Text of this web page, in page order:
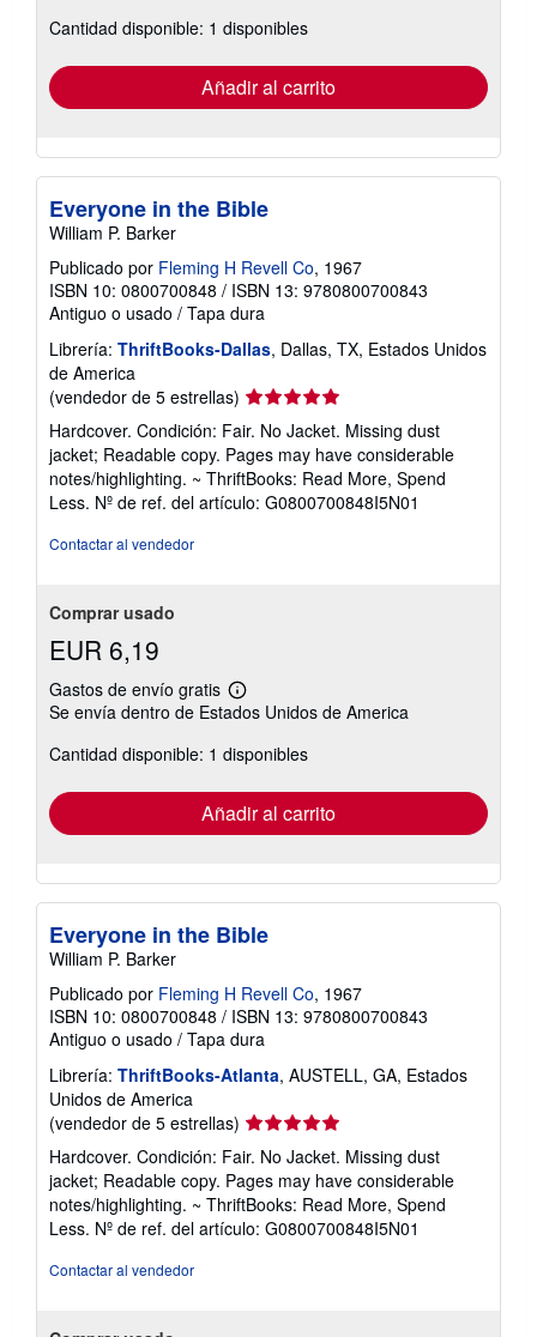
las
tarifas
envío
Cantidad disponible: 1 disponibles
Añadir al carrito
Everyone in the Bible
William P. Barker
Publicado por Fleming H Revell Co, 1967
ISBN 10: 0800700848 / ISBN 13: 9780800700843
Antiguo o usado / Tapa dura
Librería: ThriftBooks-Dallas, Dallas, TX, Estados Unidos
de America
(vendedor de 5 estrellas) Calificación
del
vendedor:
5
de
5
Hardcover. Condición: Fair. No Jacket. Missing dust
jacket; Readable copy. Pages may have considerable
notes/highlighting. ~ ThriftBooks: Read More, Spend
Less. Nº de ref. del artículo: G0800700848I5N01
Contactar al vendedor
Comprar usado
EUR 6,19
Gastos de envío gratis
Más
información
las
tarifas
envío
Se envía dentro de Estados Unidos de America
Cantidad disponible: 1 disponibles
Añadir al carrito
Everyone in the Bible
William P. Barker
Publicado por Fleming H Revell Co, 1967
ISBN 10: 0800700848 / ISBN 13: 9780800700843
Antiguo o usado / Tapa dura
Librería: ThriftBooks-Atlanta, AUSTELL, GA, Estados
Unidos de America
(vendedor de 5 estrellas) Calificación
del
vendedor:
5
de
5
Hardcover. Condición: Fair. No Jacket. Missing dust
jacket; Readable copy. Pages may have considerable
notes/highlighting. ~ ThriftBooks: Read More, Spend
Less. Nº de ref. del artículo: G0800700848I5N01
Contactar al vendedor